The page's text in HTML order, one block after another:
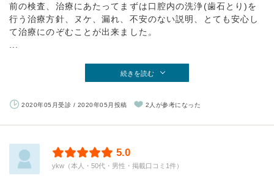
前の検査、治療にあたってまずは口腔内の洗浄(歯石とり)を
行う治療方針、ヌケ、漏れ、不安のない説明、とても安心し
て治療にのぞむことが出来ました。
続きを読む
2020年05月受診 / 2020年05月投稿 2人が参考になった
5.0
ykw（本人・50代・男性・掲載口コミ1件）